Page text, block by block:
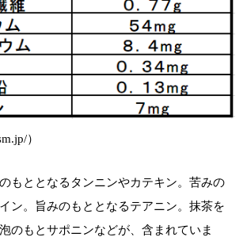
）
もととなるタンニンやカテキン。苦みの
ン。旨みのもととなるテアニン。抹茶を
のもとサポニンなどが、含まれていま